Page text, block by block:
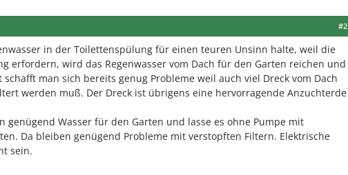
#2
in der Toilettenspülung für einen teuren Unsinn halte, weil die
erfordern, wird das Regenwasser vom Dach für den Garten reichen und
man sich bereits genug Probleme weil auch viel Dreck vom Dach
werden muß. Der Dreck ist übrigens eine hervorragende Anzuchterde
genügend Wasser für den Garten und lasse es ohne Pumpe mit
Da bleiben genügend Probleme mit verstopften Filtern. Elektrische
sein.